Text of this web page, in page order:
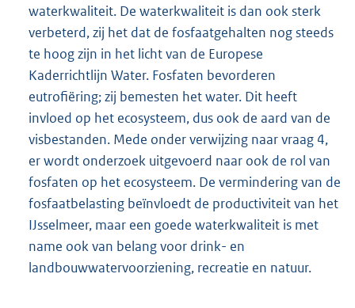
waterkwaliteit. De waterkwaliteit is dan ook sterk
verbeterd, zij het dat de fosfaatgehalten nog steeds
te hoog zijn in het licht van de Europese
Kaderrichtlijn Water. Fosfaten bevorderen
eutrofiëring; zij bemesten het water. Dit heeft
invloed op het ecosysteem, dus ook de aard van de
visbestanden. Mede onder verwijzing naar vraag 4,
er wordt onderzoek uitgevoerd naar ook de rol van
fosfaten op het ecosysteem. De vermindering van de
fosfaatbelasting beïnvloedt de productiviteit van het
IJsselmeer, maar een goede waterkwaliteit is met
name ook van belang voor drink- en
landbouwwatervoorziening, recreatie en natuur.